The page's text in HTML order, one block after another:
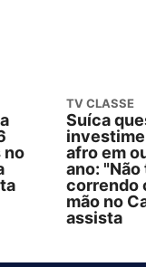
no
TV CLASSE
Suíca
afro em
ano:
correndo
mão no
assista